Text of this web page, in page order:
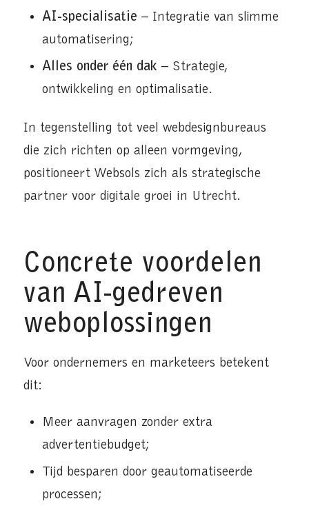
AI-specialisatie – Integratie van slimme
automatisering;
Alles onder één dak – Strategie,
ontwikkeling en optimalisatie.
In tegenstelling tot veel webdesignbureaus
die zich richten op alleen vormgeving,
positioneert Websols zich als strategische
partner voor digitale groei in Utrecht.
Concrete voordelen
van AI-gedreven
weboplossingen
Voor ondernemers en marketeers betekent
dit:
Meer aanvragen zonder extra
advertentiebudget;
Tijd besparen door geautomatiseerde
processen;